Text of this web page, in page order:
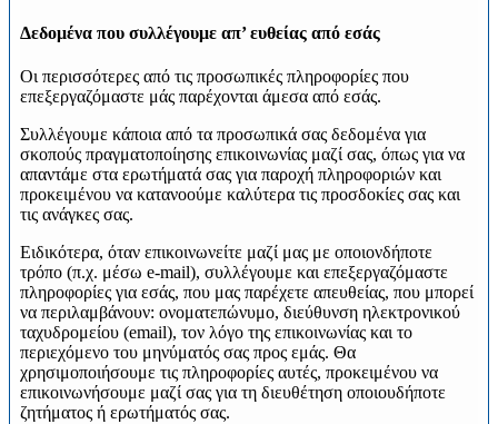
Δεδομένα που συλλέγουμε απ’ ευθείας από εσάς
Οι περισσότερες από τις προσωπικές πληροφορίες που
επεξεργαζόμαστε μάς παρέχονται άμεσα από εσάς.
Συλλέγουμε κάποια από τα προσωπικά σας δεδομένα για
σκοπούς πραγματοποίησης επικοινωνίας μαζί σας, όπως για να
απαντάμε στα ερωτήματά σας για παροχή πληροφοριών και
προκειμένου να κατανοούμε καλύτερα τις προσδοκίες σας και
τις ανάγκες σας.
Ειδικότερα, όταν επικοινωνείτε μαζί μας με οποιονδήποτε
τρόπο (π.χ. μέσω e-mail), συλλέγουμε και επεξεργαζόμαστε
πληροφορίες για εσάς, που μας παρέχετε απευθείας, που μπορεί
να περιλαμβάνουν: ονοματεπώνυμο, διεύθυνση ηλεκτρονικού
ταχυδρομείου (email), τον λόγο της επικοινωνίας και το
περιεχόμενο του μηνύματός σας προς εμάς. Θα
χρησιμοποιήσουμε τις πληροφορίες αυτές, προκειμένου να
επικοινωνήσουμε μαζί σας για τη διευθέτηση οποιουδήποτε
ζητήματος ή ερωτήματός σας.